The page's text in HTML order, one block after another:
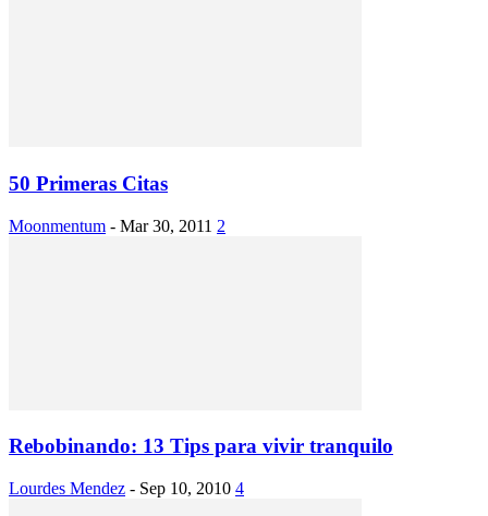
50 Primeras Citas
Moonmentum - Mar 30, 2011 2
Rebobinando: 13 Tips para vivir tranquilo
Lourdes Mendez - Sep 10, 2010 4